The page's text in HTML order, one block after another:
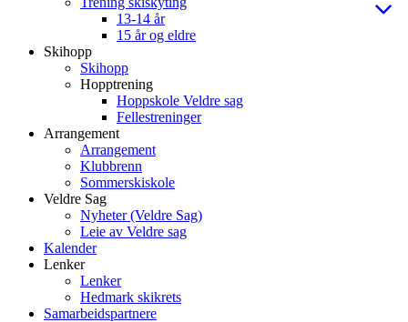
13-14 år
15 år og eldre
Skihopp
Skihopp
Hopptrening
Hoppskole Veldre sag
Fellestreninger
Arrangement
Arrangement
Klubbrenn
Sommerskiskole
Veldre Sag
Nyheter (Veldre Sag)
Leie av Veldre sag
Kalender
Lenker
Lenker
Hedmark skikrets
Samarbeidspartnere